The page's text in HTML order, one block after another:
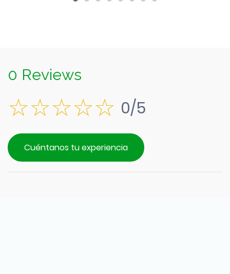
0 Reviews
0/5
Cuéntanos tu experiencia